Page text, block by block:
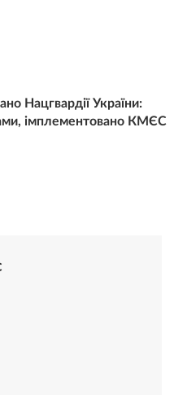
Нацгвардії України:
імплементовано КМЄС